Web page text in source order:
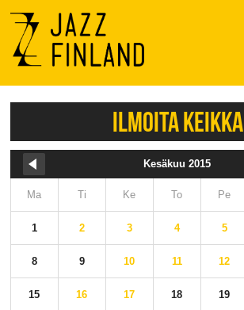
Menu
ILMOITA KEIKKA
Kesäkuu 2015
Ma Ti Ke To Pe
1 2 3 4 5
8 9 10 11 12
15 16 17 18 19